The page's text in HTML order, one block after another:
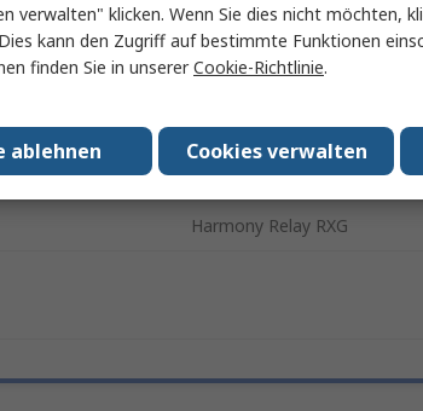
Schneider Electric
Einrastbare Legende
mit Relaissockel Serie RUZ
10
Harmony Relay RXG
verwalten" klicken. Wenn Sie dies nicht möchten,
kann den Zugriff auf bestimmte Funktionen
finden Sie in unsererCookie-Richtlinie.
Cookies verwalten
ablehnen